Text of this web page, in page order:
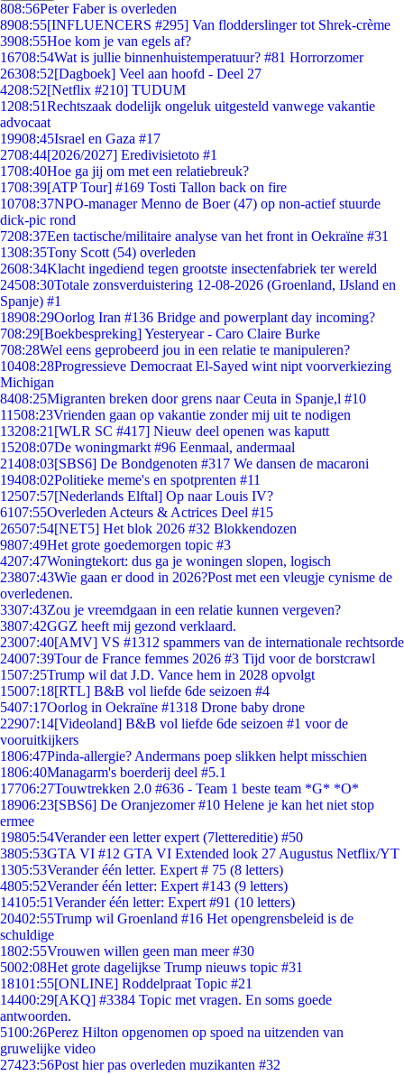
808:56Peter Faber is overleden
8908:55[INFLUENCERS #295] Van flodderslinger tot Shrek-crème
3908:55Hoe kom je van egels af?
16708:54Wat is jullie binnenhuistemperatuur? #81 Horrorzomer
26308:52[Dagboek] Veel aan hoofd - Deel 27
4208:52[Netflix #210] TUDUM
1208:51Rechtszaak dodelijk ongeluk uitgesteld vanwege vakantie
advocaat
19908:45Israel en Gaza #17
2708:44[2026/2027] Eredivisietoto #1
1708:40Hoe ga jij om met een relatiebreuk?
1708:39[ATP Tour] #169 Tosti Tallon back on fire
10708:37NPO-manager Menno de Boer (47) op non-actief stuurde
dick-pic rond
7208:37Een tactische/militaire analyse van het front in Oekraïne #31
1308:35Tony Scott (54) overleden
2608:34Klacht ingediend tegen grootste insectenfabriek ter wereld
24508:30Totale zonsverduistering 12-08-2026 (Groenland, IJsland en
Spanje) #1
18908:29Oorlog Iran #136 Bridge and powerplant day incoming?
708:29[Boekbespreking] Yesteryear - Caro Claire Burke
708:28Wel eens geprobeerd jou in een relatie te manipuleren?
10408:28Progressieve Democraat El-Sayed wint nipt voorverkiezing
Michigan
8408:25Migranten breken door grens naar Ceuta in Spanje,l #10
11508:23Vrienden gaan op vakantie zonder mij uit te nodigen
13208:21 [WLR SC #417] Nieuw deel openen was kaputt
15208:07De woningmarkt #96 Eenmaal, andermaal
21408:03[SBS6] De Bondgenoten #317 We dansen de macaroni
19408:02Politieke meme's en spotprenten #11
12507:57[Nederlands Elftal] Op naar Louis IV?
6107:55Overleden Acteurs & Actrices Deel #15
26507:54[NET5] Het blok 2026 #32 Blokkendozen
9807:49Het grote goedemorgen topic #3
4207:47Woningtekort: dus ga je woningen slopen, logisch
23807:43Wie gaan er dood in 2026?Post met een vleugje cynisme de
overledenen.
3307:43Zou je vreemdgaan in een relatie kunnen vergeven?
3807:42GGZ heeft mij gezond verklaard.
23007:40[AMV] VS #1312 spammers van de internationale rechtsorde
24007:39Tour de France femmes 2026 #3 Tijd voor de borstcrawl
1507:25Trump wil dat J.D. Vance hem in 2028 opvolgt
15007:18[RTL] B&B vol liefde 6de seizoen #4
5407:17Oorlog in Oekraïne #1318 Drone baby drone
22907:14[Videoland] B&B vol liefde 6de seizoen #1 voor de
vooruitkijkers
1806:47Pinda-allergie? Andermans poep slikken helpt misschien
1806:40Managarm's boerderij deel #5.1
17706:27Touwtrekken 2.0 #636 - Team 1 beste team *G* *O*
18906:23[SBS6] De Oranjezomer #10 Helene je kan het niet stop
ermee
19805:54Verander een letter expert (7lettereditie) #50
3805:53GTA VI #12 GTA VI Extended look 27 Augustus Netflix/YT
1305:53Verander één letter. Expert # 75 (8 letters)
4805:52Verander één letter: Expert #143 (9 letters)
14105:51Verander één letter: Expert #91 (10 letters)
20402:55Trump wil Groenland #16 Het opengrensbeleid is de
schuldige
1802:55Vrouwen willen geen man meer #30
5002:08Het grote dagelijkse Trump nieuws topic #31
18101:55[ONLINE] Roddelpraat Topic #21
14400:29[AKQ] #3384 Topic met vragen. En soms goede
antwoorden.
5100:26Perez Hilton opgenomen op spoed na uitzenden van
gruwelijke video
27423:56Post hier pas overleden muzikanten #32